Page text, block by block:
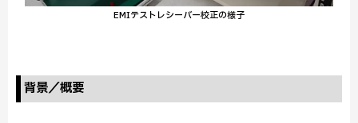
EMIテストレシーバー校正の様子
背景／概要